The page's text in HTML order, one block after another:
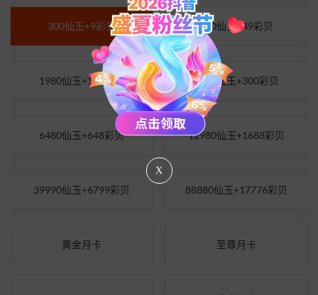
300仙玉+9彩贝 980仙玉+49彩贝
1980仙玉+139彩贝 3280仙玉+300彩贝
6480仙玉+648彩贝 12980仙玉+1688彩贝
39990仙玉+6799彩贝 88880仙玉+17776彩贝
黄金月卡 至尊月卡
X